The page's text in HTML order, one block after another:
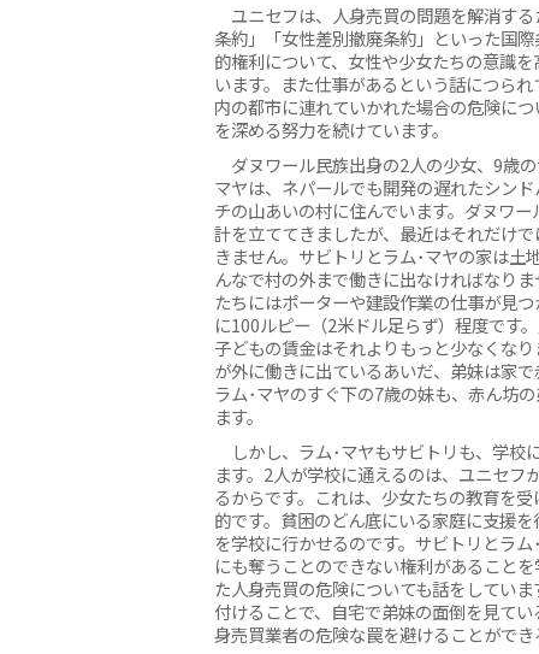
ユニセフは、人身売買の問題を解消す
条約」「女性差別撤廃条約」といった国
的権利について、女性や少女たちの意識
います。また仕事があるという話につら
内の都市に連れていかれた場合の危険に
を深める努力を続けています。
ダヌワール民族出身の2人の少女、9歳
マヤは、ネパールでも開発の遅れたシン
チの山あいの村に住んでいます。ダヌワ
計を立ててきましたが、最近はそれだけ
きません。サビトリとラム･マヤの家は土
んなで村の外まで働きに出なければなり
たちにはポーターや建設作業の仕事が見
に100ルピー（2米ドル足らず）程度です
子どもの賃金はそれよりもっと少なくな
が外に働きに出ているあいだ、弟妹は家
ラム･マヤのすぐ下の7歳の妹も、赤ん坊
ます。
しかし、ラム･マヤもサビトリも、学校
ます。2人が学校に通えるのは、ユニセフ
るからです。これは、少女たちの教育を
的です。貧困のどん底にいる家庭に支援
を学校に行かせるのです。サビトリとラ
にも奪うことのできない権利があること
た人身売買の危険についても話をしてい
付けることで、自宅で弟妹の面倒を見て
身売買業者の危険な罠を避けることがで